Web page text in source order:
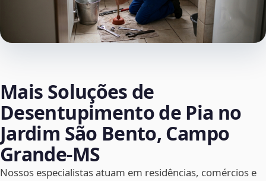
Mais Soluções de
Desentupimento de Pia no
Jardim São Bento, Campo
Grande‑MS
Nossos especialistas atuam em residências, comércios e